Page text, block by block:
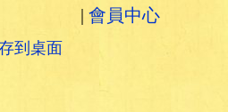
| 會員中心
到桌面